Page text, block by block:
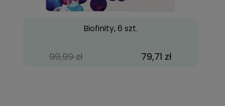
Biofinity, 6 szt.
99,99 zł 79,71 zł